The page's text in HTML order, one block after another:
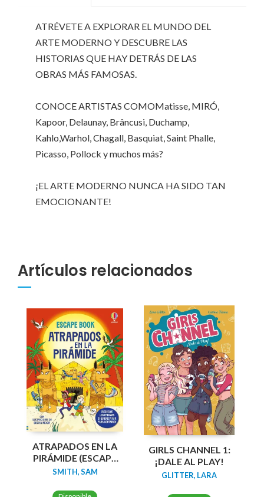
ATRÉVETE A EXPLORAR EL MUNDO DEL
ARTE MODERNO Y DESCUBRE LAS
HISTORIAS QUE HAY DETRÁS DE LAS
OBRAS MÁS FAMOSAS.
CONOCE ARTISTAS COMOMatisse, MIRÓ,
Kapoor, Delaunay, Brâncusi, Duchamp,
Kahlo,Warhol, Chagall, Basquiat, Saint Phalle,
Picasso, Pollock y muchos más?
¡EL ARTE MODERNO NUNCA HA SIDO TAN
EMOCIONANTE!
Artículos relacionados
ATRAPADOS EN LA
PIRÁMIDE (ESCAPE
BOOK)
SMITH, SAM
GIRLS CHANNEL 1:
¡DALE AL PLAY!
GLITTER, LARA